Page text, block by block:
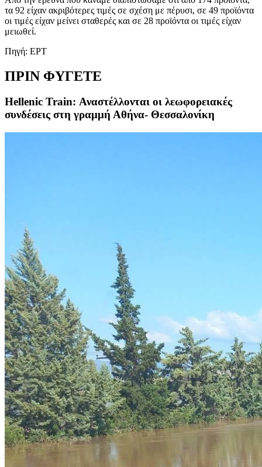
τα 92 είχαν ακριβότερες τιμές σε σχέση με πέρυσι, σε 49 προϊόντα
οι τιμές είχαν μείνει σταθερές και σε 28 προϊόντα οι τιμές είχαν
μειωθεί.
Πηγή: ΕΡΤ
ΠΡΙΝ ΦΥΓΕΤΕ
Hellenic Train: Αναστέλλονται οι λεωφορειακές
συνδέσεις στη γραμμή Αθήνα- Θεσσαλονίκη